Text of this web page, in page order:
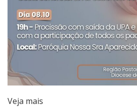
Veja mais